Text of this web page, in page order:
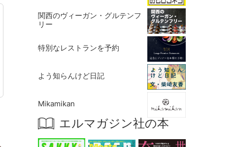
関西のヴィーガン・グルテンフ
リー
特別なレストランを予約
よう知らんけど日記
Mikamikan
エルマガジン社の本